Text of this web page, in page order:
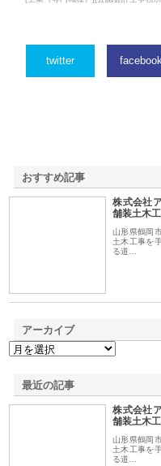
twitter
おすすめ記事
株式会社
舗装土木
山形県鶴岡
土木工事を
る道…
アーカイブ
最近の記事
株式会社
舗装土木
山形県鶴岡
土木工事を
る道…